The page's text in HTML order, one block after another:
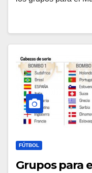
FÚTBOL
Grupos para